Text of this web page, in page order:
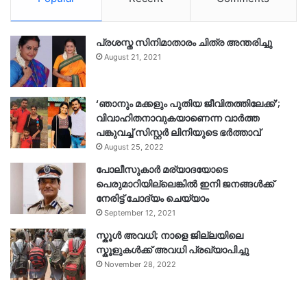
പ്രശസ്ത സിനിമാതാരം ചിത്ര അന്തരിച്ചു
August 21, 2021
‘ഞാനും മക്കളും പുതിയ ജീവിതത്തിലേക്ക്’;
വിവാഹിതനാവുകയാണെന്ന വാർത്ത
പങ്കുവച്ച് സിസ്റ്റർ ലിനിയുടെ ഭർത്താവ്
August 25, 2022
പോലീസുകാര്‍ മര്യാദയോടെ
പെരുമാറിയില്ലെങ്കില്‍ ഇനി ജനങ്ങള്‍ക്ക്
നേരിട്ട് ചോദ്യം ചെയ്യാം
September 12, 2021
സ്കൂൾ അവധി; നാളെ ജില്ലയിലെ
സ്കൂളുകൾക്ക് അവധി പ്രഖ്യാപിച്ചു
November 28, 2022